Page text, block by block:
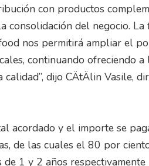
con productos
consolidación del negocio.
nos permitirá ampliar el
continuando ofreciendo
dijo CÄtÄlin Vasile,
acordado y el importe se
de las cuales el 80 por
1 y 2 años respectivamente